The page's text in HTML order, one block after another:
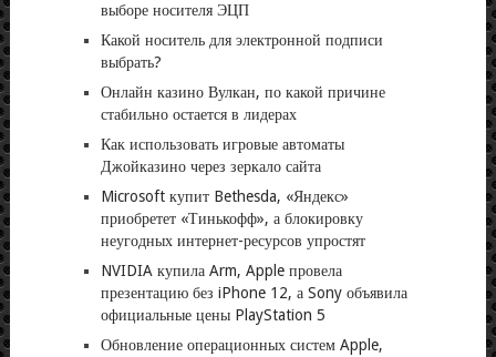
выборе носителя ЭЦП
Какой носитель для электронной подписи
выбрать?
Онлайн казино Вулкан, по какой причине
стабильно остается в лидерах
Как использовать игровые автоматы
Джойказино через зеркало сайта
Microsoft купит Bethesda, «Яндекс»
приобретет «Тинькофф», а блокировку
неугодных интернет-ресурсов упростят
NVIDIA купила Arm, Apple провела
презентацию без iPhone 12, а Sony объявила
официальные цены PlayStation 5
Обновление операционных систем Apple,